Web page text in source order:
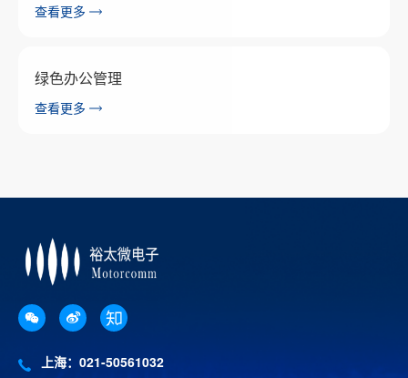
查看更多
绿色办公管理
查看更多
上海：021-50561032